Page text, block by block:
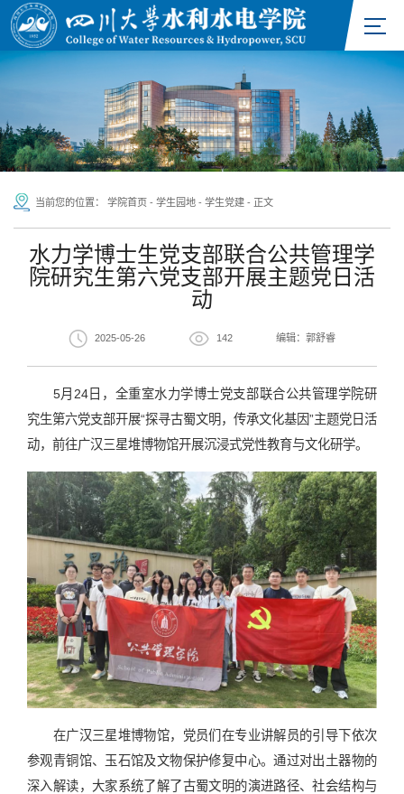
当前您的位置： 学院首页 - 学生园地 - 学生党建 - 正文
水力学博士生党支部联合公共管理学
院研究生第六党支部开展主题党日活
动
2025-05-26 142 编辑：郭舒睿
5月24日，全重室水力学博士党支部联合公共管理学院研
究生第六党支部开展“探寻古蜀文明，传承文化基因”主题党日活
动，前往广汉三星堆博物馆开展沉浸式党性教育与文化研学。
在广汉三星堆博物馆，党员们在专业讲解员的引导下依次
参观青铜馆、玉石馆及文物保护修复中心。通过对出土器物的
深入解读，大家系统了解了古蜀文明的演进路径、社会结构与